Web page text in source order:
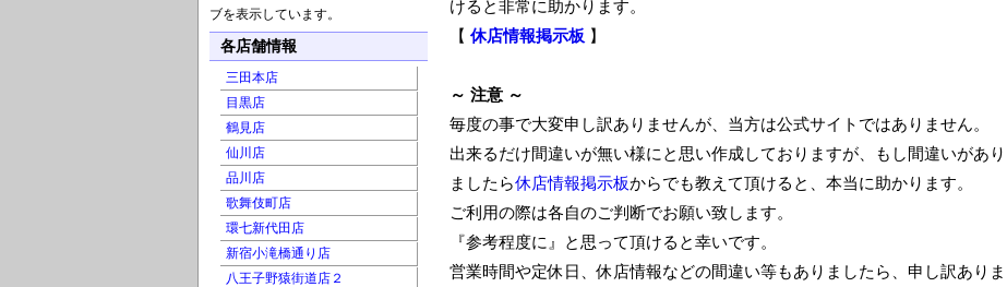
けると非常に助かります。
【 休店情報掲示板 】
～ 注意 ～
毎度の事で大変申し訳ありませんが、当方は公式サイトではありません。
出来るだけ間違いが無い様にと思い作成しておりますが、もし間違いがあり
ましたら休店情報掲示板からでも教えて頂けると、本当に助かります。
ご利用の際は各自のご判断でお願い致します。
『参考程度に』と思って頂けると幸いです。
営業時間や定休日、休店情報などの間違い等もありましたら、申し訳ありま
ブを表示しています。
各店舗情報
三田本店
目黒店
鶴見店
仙川店
品川店
歌舞伎町店
環七新代田店
新宿小滝橋通り店
八王子野猿街道店２